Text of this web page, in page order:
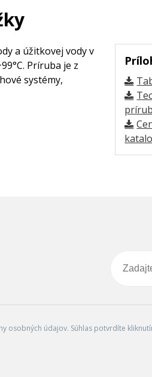
a úžitkovej vody v
Príruba je z
systémy,
údajov. Súhlas potvrdíte